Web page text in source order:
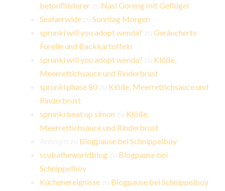
betonflüsterer
Nasi Goreng mit Geflügel
Seafarrwide zuSonntag Morgen
sprunki will you adopt wenda? zuGeräucherte
Forelle und Backkartoffeln
sprunki will you adopt wenda?
Klöße,
Meerrettichsauce und Rinderbrust
sprunki phase 80
Klöße, Meerrettichsauce und
Rinderbrust
sprunki beat up simon
Klöße,
Meerrettichsauce und Rinderbrust
Blogpause bei Schnippelboy
scubatheworldblog
Blogpause bei
Schnippelboy
Küchenereignisse
Blogpause bei Schnippelboy